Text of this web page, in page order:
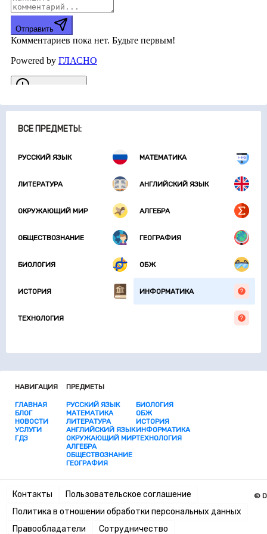
ВСЕ ПРЕДМЕТЫ:
РУССКИЙ ЯЗЫК МАТЕМАТИКА
ЛИТЕРАТУРА АНГЛИЙСКИЙ ЯЗЫК
ОКРУЖАЮЩИЙ МИР АЛГЕБРА
ОБЩЕСТВОЗНАНИЕ ГЕОГРАФИЯ
БИОЛОГИЯ ОБЖ
ИСТОРИЯ ИНФОРМАТИКА
ТЕХНОЛОГИЯ
НАВИГАЦИЯ
ГЛАВНАЯ
БЛОГ
НОВОСТИ
УСЛУГИ
ГДЗ
ПРЕДМЕТЫ
РУССКИЙ ЯЗЫК
МАТЕМАТИКА
ЛИТЕРАТУРА
АНГЛИЙСКИЙ ЯЗЫК
ОКРУЖАЮЩИЙ МИР
АЛГЕБРА
ОБЩЕСТВОЗНАНИЕ
ГЕОГРАФИЯ
БИОЛОГИЯ
ОБЖ
ИСТОРИЯ
ИНФОРМАТИКА
ТЕХНОЛОГИЯ
Контакты
Пользовательское соглашение
Политика в отношении обработки персональных данных
Правообладатели
Сотрудничество
©